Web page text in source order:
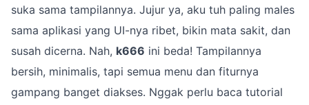
suka sama tampilannya. Jujur ya, aku tuh paling males
sama aplikasi yang UI-nya ribet, bikin mata sakit, dan
susah dicerna. Nah, k666 ini beda! Tampilannya
bersih, minimalis, tapi semua menu dan fiturnya
gampang banget diakses. Nggak perlu baca tutorial